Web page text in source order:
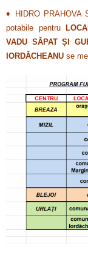
♦ HIDRO PRAHOVA
potabile pentru
VADU SĂPAT ȘI
IORDĂCHEANU se